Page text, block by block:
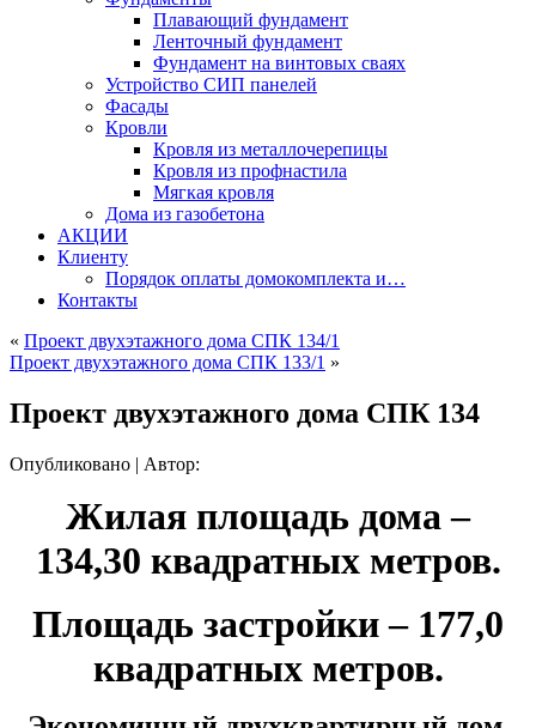
Плавающий фундамент
Ленточный фундамент
Фундамент на винтовых сваях
Устройство СИП панелей
Фасады
Кровли
Кровля из металлочерепицы
Кровля из профнастила
Мягкая кровля
Дома из газобетона
АКЦИИ
Клиенту
Порядок оплаты домокомплекта и…
Контакты
« Проект двухэтажного дома СПК 134/1
Проект двухэтажного дома СПК 133/1 »
Проект двухэтажного дома СПК 134
Опубликовано | Автор:
Жилая площадь дома –
134,30 квадратных метров.
Площадь застройки – 177,0
квадратных метров.